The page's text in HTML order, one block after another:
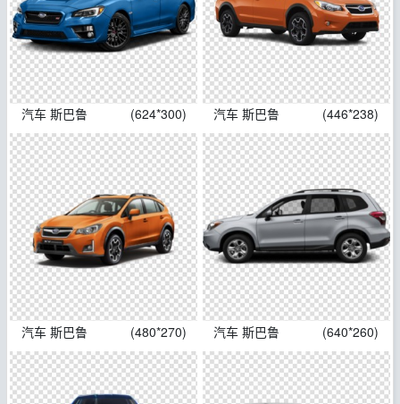
汽车 斯巴鲁 (624*300) 汽车 斯巴鲁 (446*238)
汽车 斯巴鲁 (480*270) 汽车 斯巴鲁 (640*260)